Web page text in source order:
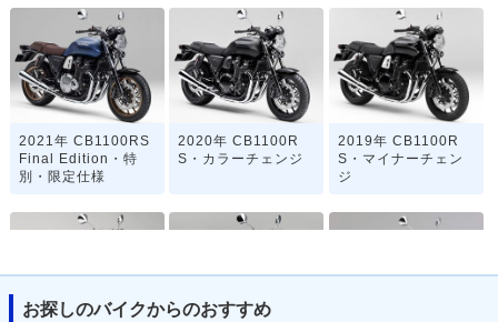
2021年 CB1100RS
Final Edition・特
別・限定仕様
2020年 CB1100R
S・カラーチェンジ
2019年 CB1100R
S・マイナーチェン
ジ
お探しのバイクからのおすすめ